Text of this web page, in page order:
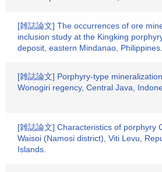
[雑誌論文] The occurrences of ore
inclusion study at the Kingking
deposit, eastern Mindanao, Philippines.
[雑誌論文] Porphyry-type
Wonogiri regency, Central Java,
[雑誌論文] Characteristics of porphyry
Waisoi (Namosi district), Viti Levu,
Islands.